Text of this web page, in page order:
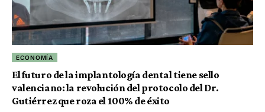
ECONOMÍA
El futuro de la implantología dental tiene sello
valenciano: la revolución del protocolo del Dr.
Gutiérrez que roza el 100% de éxito